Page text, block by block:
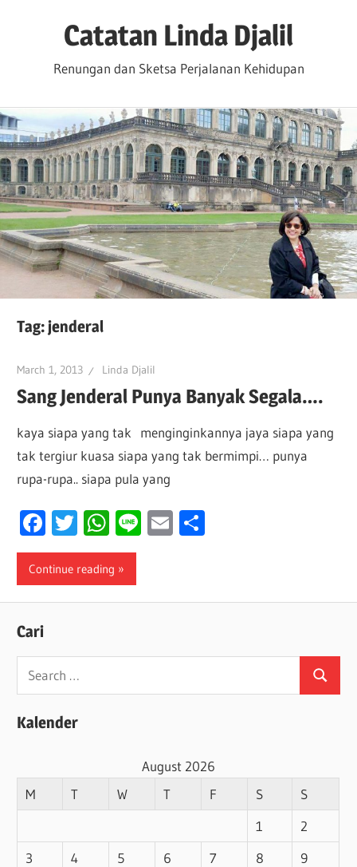
Catatan Linda Djalil
Renungan dan Sketsa Perjalanan Kehidupan
Tag:jenderal
March 1, 2013 Linda Djalil
Sang Jenderal Punya Banyak Segala….
kaya siapa yang tak menginginkannya jaya siapa yang
tak tergiur kuasa siapa yang tak bermimpi… punya
rupa-rupa.. siapa pula yang
Facebook
Twitter
WhatsApp
LineEmail
Continue reading
Cari
Search
for:
Search
Kalender
August 2026
M
T W T F S
S
1
2
3
4 5 6 7 8
9